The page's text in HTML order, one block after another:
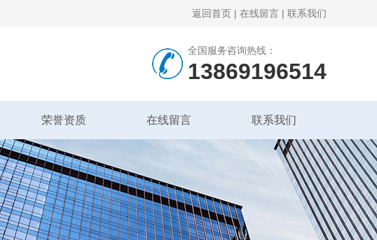
返回首页 | 在线留言 | 联系我们
全国服务咨询热线：
13869196514
荣誉资质 在线留言 联系我们